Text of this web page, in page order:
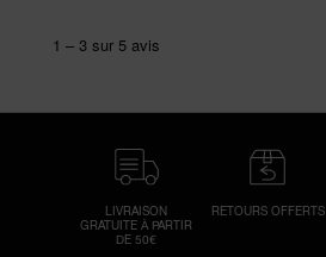
LIVRAISON
GRATUITE À PARTIR
DE 50€
RETOURS OFFERTS